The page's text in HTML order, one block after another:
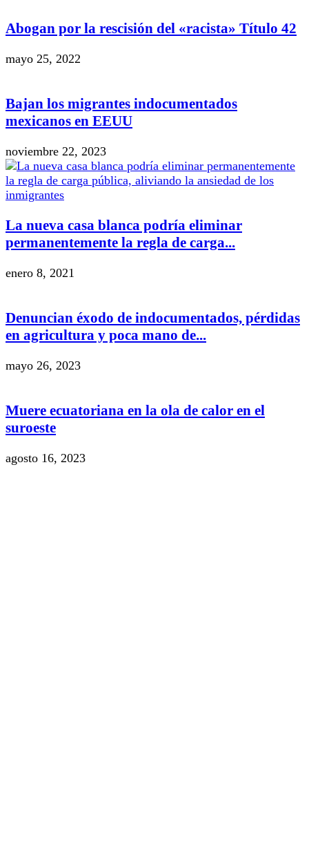
Abogan por la rescisión del «racista» Título 42
mayo 25, 2022
Bajan los migrantes indocumentados
mexicanos en EEUU
noviembre 22, 2023
La nueva casa blanca podría eliminar
permanentemente la regla de carga...
enero 8, 2021
Denuncian éxodo de indocumentados, pérdidas
en agricultura y poca mano de...
mayo 26, 2023
Muere ecuatoriana en la ola de calor en el
suroeste
agosto 16, 2023